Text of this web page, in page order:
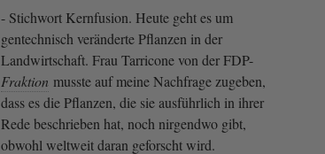
- Stichwort Kernfusion. Heute geht es um
gentechnisch veränderte Pflanzen in der
Landwirtschaft. Frau Tarricone von der FDP-
Fraktion musste auf meine Nachfrage zugeben,
dass es die Pflanzen, die sie ausführlich in ihrer
Rede beschrieben hat, noch nirgendwo gibt,
obwohl weltweit daran geforscht wird.